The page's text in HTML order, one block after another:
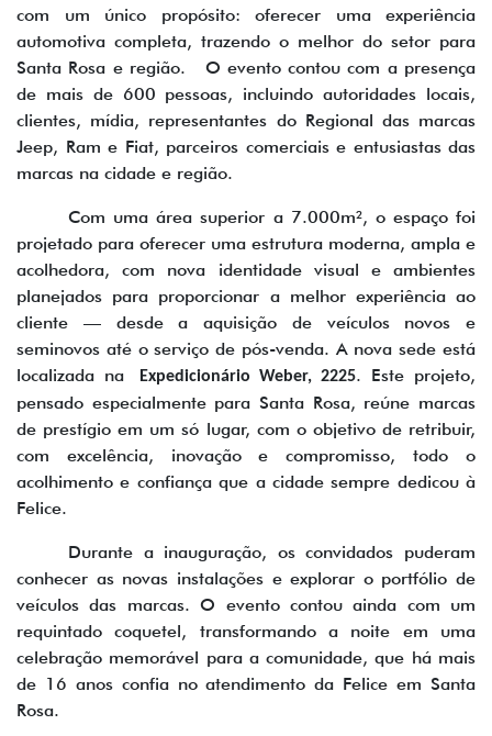
com um único propósito: oferecer uma experiência
automotiva completa, trazendo o melhor do setor para
Santa Rosa e região. O evento contou com a presença
de mais de 600 pessoas, incluindo autoridades locais,
clientes, mídia, representantes do Regional das marcas
Jeep, Ram e Fiat, parceiros comerciais e entusiastas das
marcas na cidade e região.
Com uma área superior a 7.000m², o espaço foi
projetado para oferecer uma estrutura moderna, ampla e
acolhedora, com nova identidade visual e ambientes
planejados para proporcionar a melhor experiência ao
cliente — desde a aquisição de veículos novos e
seminovos até o serviço de pós-venda. A nova sede está
localizada na
Expedicionário Weber, 2225. Este projeto,
pensado especialmente para Santa Rosa, reúne marcas
de prestígio em um só lugar, com o objetivo de retribuir,
com excelência, inovação e compromisso, todo o
acolhimento e confiança que a cidade sempre dedicou à
Felice.
Durante a inauguração, os convidados puderam
conhecer as novas instalações e explorar o portfólio de
veículos das marcas. O evento contou ainda com um
requintado coquetel, transformando a noite em uma
celebração memorável para a comunidade, que há mais
de 16 anos confia no atendimento da Felice em Santa
Rosa.